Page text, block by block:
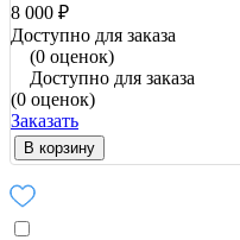
8 000 ₽
Доступно для заказа
(0 оценок)
Доступно для заказа
(0 оценок)
Заказать
В корзину